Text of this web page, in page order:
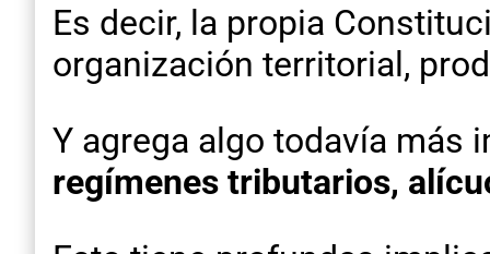
Es decir, la propia
organización territorial,
Y agrega algo todavía más
regímenes tributarios,